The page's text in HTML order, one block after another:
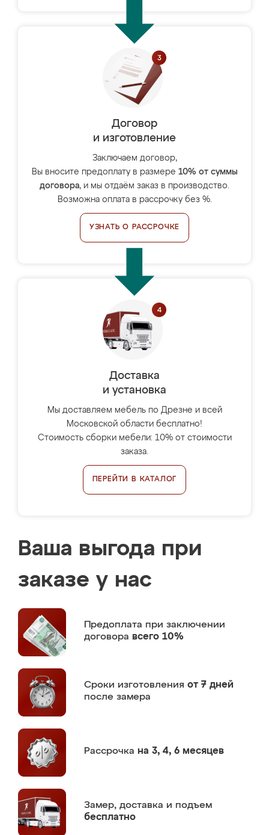
Договор
и изготовление
Заключаем договор,
Вы вносите предоплату в размере 10% от суммы
договора, и мы отдаём заказ в производство.
Возможна оплата в рассрочку без %.
УЗНАТЬ О РАССРОЧКЕ
Доставка
и установка
Мы доставляем мебель по Дрезне и всей
Московской области бесплатно!
Стоимость сборки мебели: 10% от стоимости
заказа.
ПЕРЕЙТИ В КАТАЛОГ
Ваша выгода при
заказе у нас
Предоплата при заключении
договора всего 10%
Сроки изготовления от 7 дней
после замера
Рассрочка на 3, 4, 6 месяцев
Замер, доставка и подъем
бесплатно